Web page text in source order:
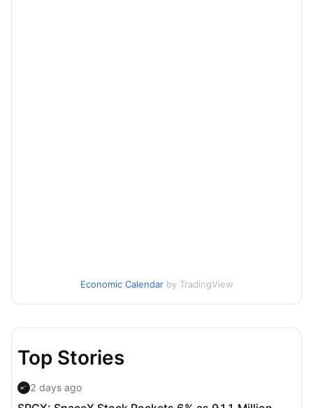
Economic Calendar by TradingView